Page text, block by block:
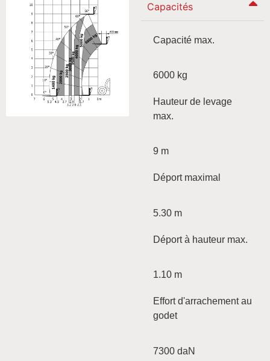
Capacités
Capacité max.
6000 kg
Hauteur de levage
max.
9 m
Déport maximal
5.30 m
Déport à hauteur max.
1.10 m
Effort d'arrachement au
godet
7300 daN